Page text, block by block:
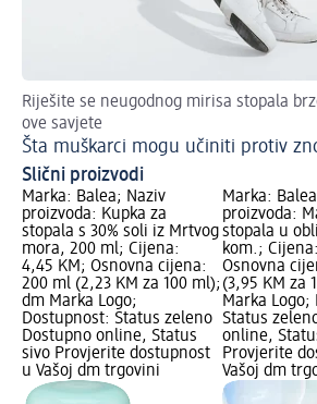
Riješite se neugodnog mirisa stopala
ove savjete
Šta muškarci mogu učiniti protiv
Slični proizvodi
Marka: Balea; Naziv
proizvoda: Kupka za
stopala s 30% soli iz Mrtvog
mora, 200 ml; Cijena:
4,45 KM; Osnovna cijena:
200 ml (2,23 KM za 100 ml);
dm Marka Logo;
Dostupnost: Status zeleno
Dostupno online, Status
sivo Provjerite dostupnost
u Vašoj dm trgovini
Marka:
proizvoda:
stopala u
kom.;
Osnovna
(3,95 KM za
Marka Logo;
Status
online,
Provjerite
Vašoj dm